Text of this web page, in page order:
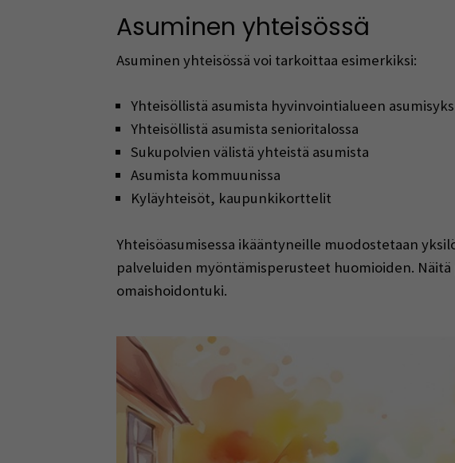
Asuminen yhteisössä
Asuminen yhteisössä voi tarkoittaa esimerkiksi:
Yhteisöllistä asumista hyvinvointialueen
Yhteisöllistä asumista senioritalossa
Sukupolvien välistä yhteistä asumista
Asumista kommuunissa
Kyläyhteisöt, kaupunkikorttelit
Yhteisöasumisessa ikääntyneille muodostetaan
palveluiden myöntämisperusteet huomioiden.
omaishoidontuki.